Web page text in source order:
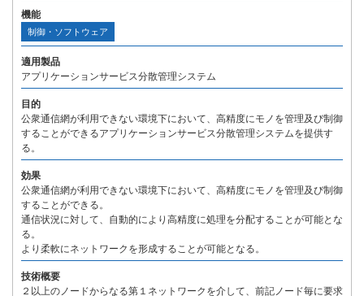
機能
制御・ソフトウェア
適用製品
アプリケーションサービス分散管理システム
目的
公衆通信網が利用できない環境下において、高精度にモノを管理及び制御
することができるアプリケーションサービス分散管理システムを提供す
る。
効果
公衆通信網が利用できない環境下において、高精度にモノを管理及び制御
することができる。
通信状況に対して、自動的により高精度に処理を分配することが可能とな
る。
より柔軟にネットワークを形成することが可能となる。
技術概要
２以上のノードからなる第１ネットワークを介して、前記ノード毎に要求